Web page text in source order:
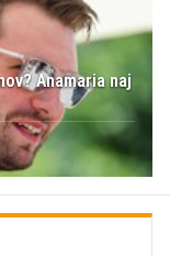
Anamaria naj